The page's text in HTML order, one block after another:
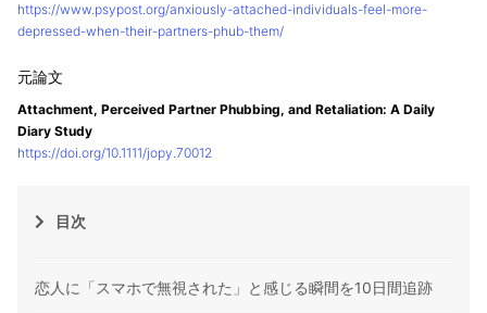
https://www.psypost.org/anxiously-attached-individuals-feel-more-
depressed-when-their-partners-phub-them/
Attachment, Perceived Partner Phubbing, and Retaliation: A Daily
Diary Study
https://doi.org/10.1111/jopy.70012
目次
恋人に「スマホで無視された」と感じる瞬間を10日間追跡